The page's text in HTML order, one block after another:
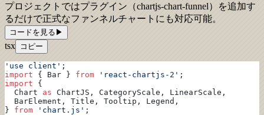
プロジェクトではプラグイン（chartjs-chart-funnel）を追加す
るだけで正式なファンネルチャートにも対応可能。
コードを見る ▶
tsx コピー
'use client' ;
import { Bar } from 'react-chartjs-2' ;
import {
  Chart
as ChartJS, CategoryScale, LinearScale,
  BarElement, Title, Tooltip, Legend,
} from 'chart.js' ;